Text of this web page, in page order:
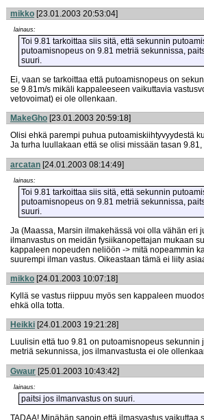
mikko [23.01.2003 20:53:04]
lainaus:
Toi 9.81 tarkoittaa siis sitä, että sekunnin
putoamisnopeus on 9.81 metriä sekunnissa,
suuri.
Ei, vaan se tarkoittaa että putoamisnopeus on
se 9.81m/s mikäli kappaleeseen vaikuttavia
vetovoimat) ei ole ollenkaan.
MakeGho [23.01.2003 20:59:18]
Olisi ehkä parempi puhua putoamiskiihtyvyydestä
Ja turha luullakaan että se olisi missään tasan
arcatan [24.01.2003 08:14:49]
lainaus:
Toi 9.81 tarkoittaa siis sitä, että sekunnin
putoamisnopeus on 9.81 metriä sekunnissa,
suuri.
Ja (Maassa, Marsin ilmakehässä voi olla vähän eri
ilmanvastus on meidän fysiikanopettajan mukaan
kappaleen nopeuden neliöön -> mitä nopeammin
suurempi ilman vastus. Oikeastaan tämä ei liity
mikko [24.01.2003 10:07:18]
Kyllä se vastus riippuu myös sen kappaleen
ehkä olla totta.
Heikki [24.01.2003 19:21:28]
Luulisin että tuo 9.81 on putoamisnopeus
metriä sekunnissa, jos ilmanvastusta ei ole
Gwaur [25.01.2003 10:43:42]
lainaus:
paitsi jos ilmanvastus on suuri.
TADAA! Minähän sanoin että ilmasvastus vaikuttaa